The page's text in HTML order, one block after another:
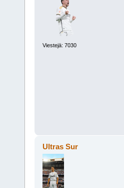
Viestejä: 7030
Ultras Sur